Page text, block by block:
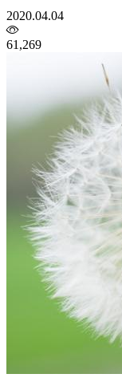
2020.04.04
61,269